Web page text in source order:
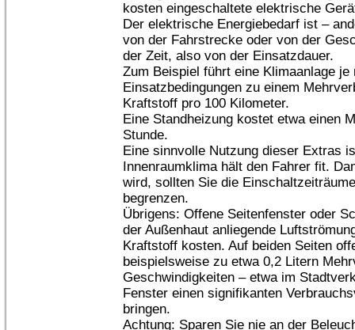
kosten eingeschaltete elektrische
Der elektrische Energiebedarf ist –
von der Fahrstrecke oder von der
der Zeit, also von der Einsatzdauer.
Zum Beispiel führt eine Klimaanlage
Einsatzbedingungen zu einem
Kraftstoff pro 100 Kilometer.
Eine Standheizung kostet etwa einen
Stunde.
Eine sinnvolle Nutzung dieser Extras
Innenraumklima hält den Fahrer fit.
wird, sollten Sie die
begrenzen.
Übrigens: Offene Seitenfenster oder
der Außenhaut anliegende
Kraftstoff kosten. Auf beiden Seiten
beispielsweise zu etwa 0,2 Litern
Geschwindigkeiten – etwa im
Fenster einen signifikanten
bringen.
Achtung: Sparen Sie nie an der